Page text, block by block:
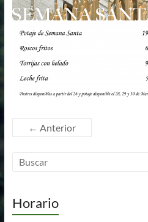
← Anterior
Horario